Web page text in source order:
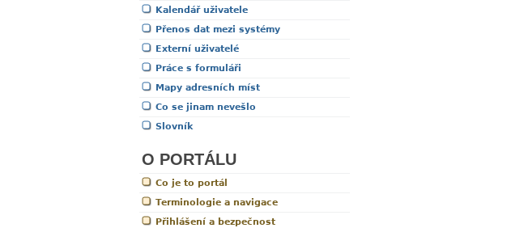
Kalendář uživatele
Přenos dat mezi systémy
Externí uživatelé
Práce s formuláři
Mapy adresních míst
Co se jinam nevešlo
Slovník
O PORTÁLU
Co je to portál
Terminologie a navigace
Přihlášení a bezpečnost